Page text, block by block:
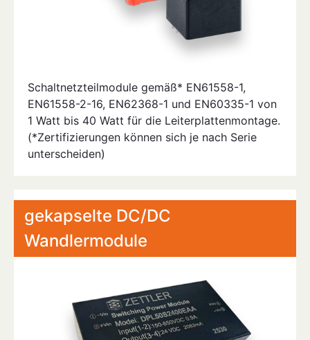
Schaltnetzteilmodule gemäß* EN61558-1,
EN61558-2-16, EN62368-1 und EN60335-1 von
1 Watt bis 40 Watt für die Leiterplattenmontage.
(*Zertifizierungen können sich je nach Serie
unterscheiden)
gekapselte DC/DC
Wandlermodule